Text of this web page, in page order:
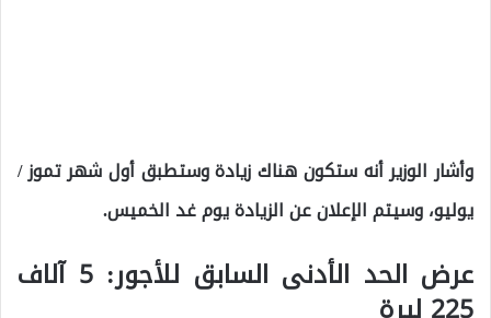
وأشار الوزير أنه ستكون هناك زيادة وستطبق أول شهر تموز /
يوليو، وسيتم الإعلان عن الزيادة يوم غد الخميس.
عرض الحد الأدنى السابق للأجور: 5 آلاف